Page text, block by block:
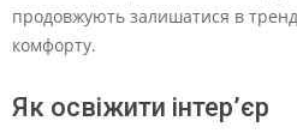
продовжують залишатися в
комфорту.
Як освіжити інтер’єр